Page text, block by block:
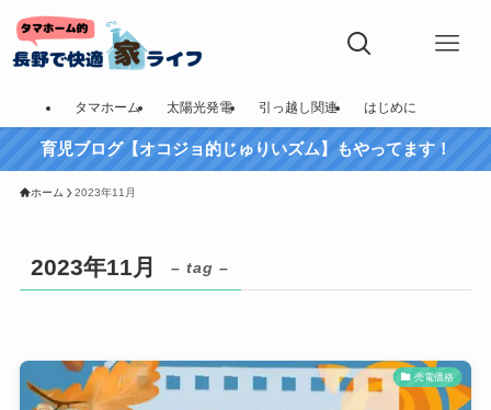
タマホーム 太陽光発電 引っ越し関連 はじめに
育児ブログ【オコジョ的じゅりいズム】もやってます！
ホーム 2023年11月
2023年11月 – tag –
売電価格